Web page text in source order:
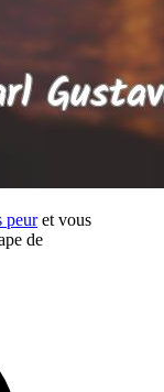
peuret vous
de